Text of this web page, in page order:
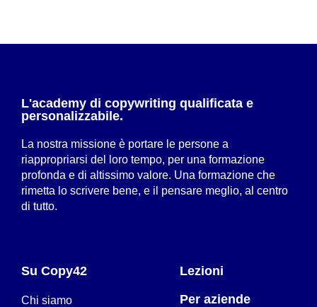
L'academy di copywriting qualificata e
personalizzabile.
La nostra missione è portare le persone a
riappropriarsi del loro tempo, per una formazione
profonda e di altissimo valore. Una formazione che
rimetta lo scrivere bene, e il pensare meglio, al centro
di tutto.
Su Copy42
Chi siamo
Lezioni
Per aziende